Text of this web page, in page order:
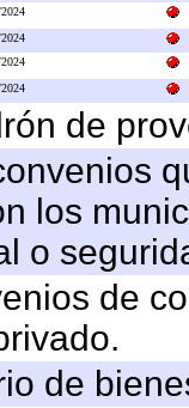
de
los
o
de
de